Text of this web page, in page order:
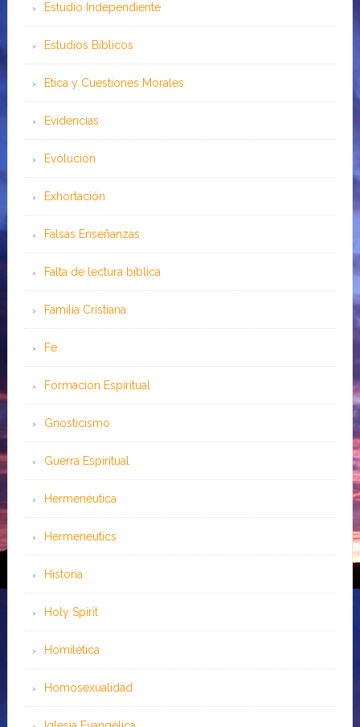
Estudio Independiente
Estudios Bíblicos
Ética y Cuestiones Morales
Evidencias
Evolución
Exhortación
Falsas Enseñanzas
Falta de lectura bíblica
Familia Cristiana
Fe
Formación Espiritual
Gnosticismo
Guerra Espiritual
Hermenéutica
Hermeneutics
Historia
Holy Spirit
Homilética
Homosexualidad